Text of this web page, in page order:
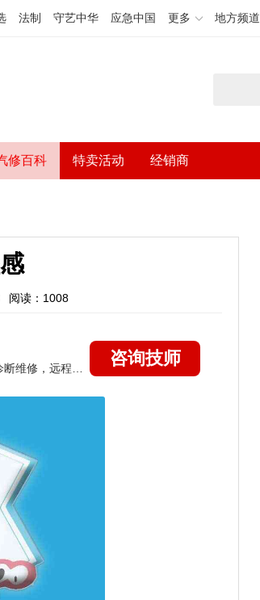
法制 守艺中华 应急中国 更多 地方频道
修百科 特卖活动 经销商
阅读：1008
咨询技师